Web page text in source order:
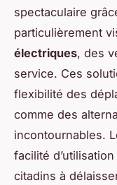
spectaculaire
particulièrement
électriques, des
service. Ces
flexibilité des
comme des
incontournables.
facilité
citadins à